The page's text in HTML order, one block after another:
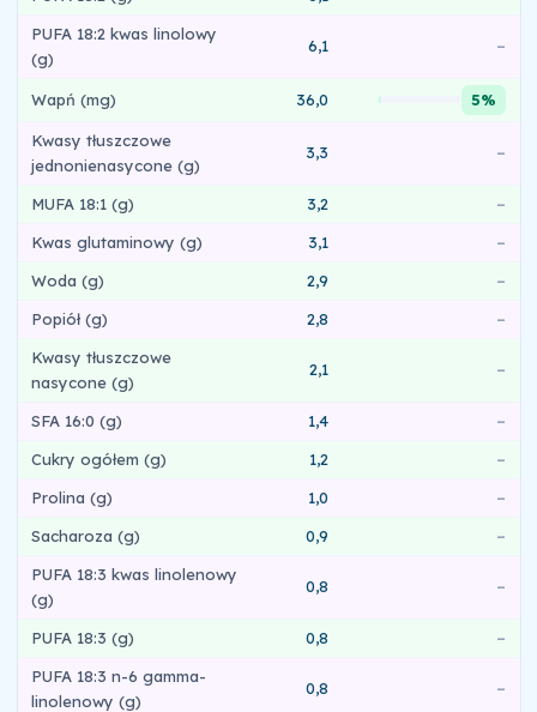
PUFA 18:2 kwas linolowy
(g)
6,1 –
Wapń (mg) 36,0 5%
Kwasy tłuszczowe
jednonienasycone (g)
3,3 –
MUFA 18:1 (g) 3,2
–
Kwas glutaminowy (g)
3,1
–
Woda (g)
2,9
–
Popiół (g)
2,8
–
Kwasy tłuszczowe
nasycone (g)
2,1 –
SFA 16:0 (g) 1,4
–
Cukry ogółem (g)
1,2
–
Prolina (g)
1,0
–
Sacharoza (g)
0,9
–
PUFA 18:3 kwas linolenowy
(g)
0,8 –
PUFA 18:3 (g) 0,8
–
PUFA 18:3 n-6 gamma-
linolenowy (g)
0,8 –